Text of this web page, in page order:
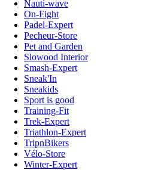
Nauti-wave
On-Fight
Padel-Expert
Pecheur-Store
Pet and Garden
Slowood Interior
Smash-Expert
Sneak'In
Sneakids
Sport is good
Training-Fit
Trek-Expert
Triathlon-Expert
TripnBikers
Vélo-Store
Winter-Expert